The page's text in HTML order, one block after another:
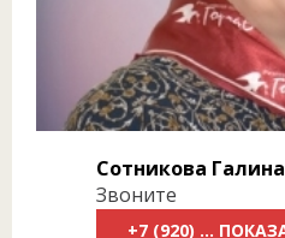
Сотникова Галина
Звоните